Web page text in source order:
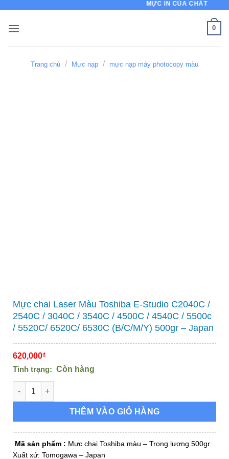
nội
MỰC IN CỦA CHẤT
0
Trang chủ / Mực nạp / mực nạp máy photocopy màu
Mực chai Laser Màu Toshiba E-Studio C2040C /
2540C / 3040C / 3540C / 4500C / 4540C / 5500c
/ 5520C/ 6520C/ 6530C (B/C/M/Y) 500gr – Japan
620,000₫
Tình trạng: Còn hàng
Mực chai Laser Màu Toshiba E-Studio C2040C / 2540C /
THÊM VÀO GIỎ HÀNG
Mã sản phẩm : Mực chai Toshiba màu – Trọng lượng 500gr
Xuất xứ: Tomogawa – Japan